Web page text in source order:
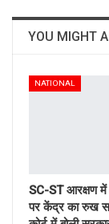
YOU MIGHT
NATIONAL
SC-ST आरक्षण में
पर केंद्र का रुख